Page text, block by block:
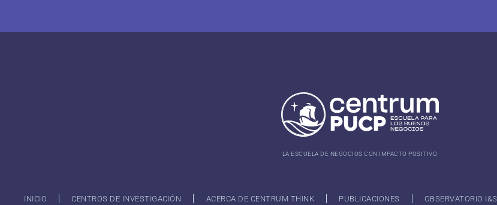
LA ESCUELA DE NEGOCIOS CON IMPACTO POSITIVO
INICIO CENTROS DE INVESTIGACIÓN ACERCA DE CENTRUM THINK PUBLICACIONES OBSERVATORIO I&S